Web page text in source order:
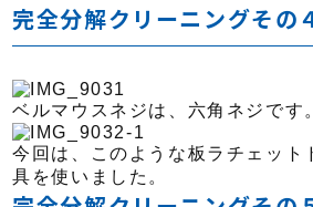
完全分解クリーニングその
ベルマウスネジは、六角ネジです
今回は、このような板ラチェット
具を使いました。